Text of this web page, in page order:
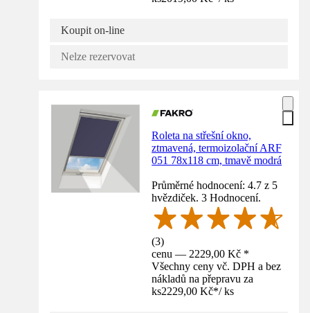
Koupit on-line
Nelze rezervovat
Roleta na střešní okno,
ztmavená, termoizolační ARF
051 78x118 cm, tmavě modrá
Průměrné hodnocení: 4.7 z 5
hvězdiček. 3 Hodnocení.
(3)
cenu — 2229,00 Kč *
Všechny ceny vč. DPH a bez
nákladů na přepravu za
ks2229,00 Kč*/ ks